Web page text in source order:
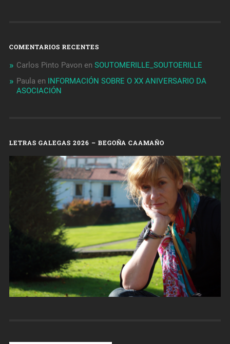
COMENTARIOS RECENTES
Carlos Pinto Pavon en SOUTOMERILLE_SOUTOERILLE
Paula en INFORMACIÓN SOBRE O XX ANIVERSARIO DA
ASOCIACIÓN
LETRAS GALEGAS 2026 – BEGOÑA CAAMAÑO